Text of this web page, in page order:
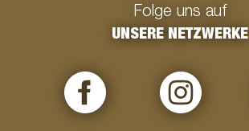
Folge uns auf
UNSERE NETZWERKE